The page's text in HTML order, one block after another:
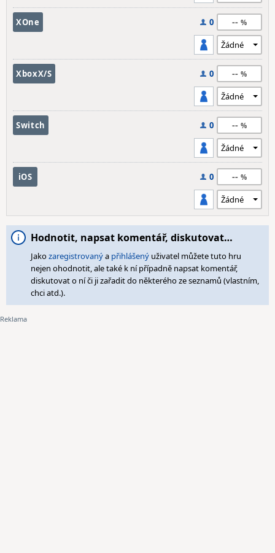
XOne 0 --
XboxX/S 0 --
Switch 0 --
iOS 0 --
Hodnotit, napsat komentář, diskutovat…
Jakozaregistrovanýa přihlášený uživatel můžete tuto hru
nejen ohodnotit, ale také k ní případně napsat komentář,
diskutovat o ní či ji zařadit do některého ze seznamů (vlastním,
chci atd.).